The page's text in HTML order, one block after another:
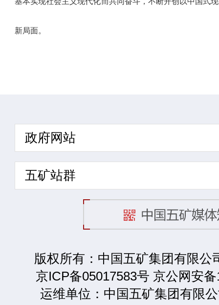
新局面。
政府网站
五矿站群
版权所有：中国五矿集团有限公
京ICP备05017583号 京公网安
运维单位：中国五矿集团有限